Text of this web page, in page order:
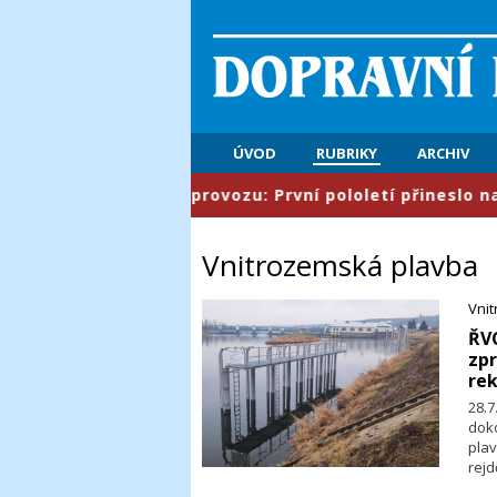
ÚVOD RUBRIKY ARCHIV
provozu: První pololetí přineslo na českém
Vnitrozemská plavba